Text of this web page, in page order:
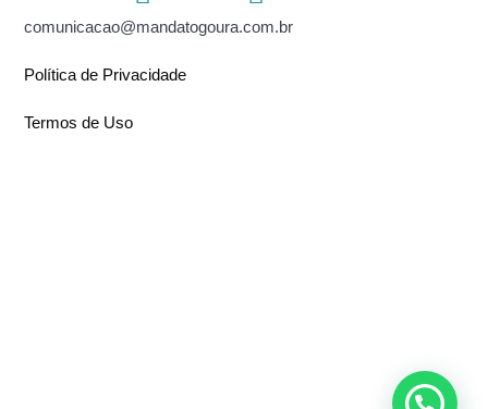
comunicacao@mandatogoura.com.br
Política de Privacidade
Termos de Uso